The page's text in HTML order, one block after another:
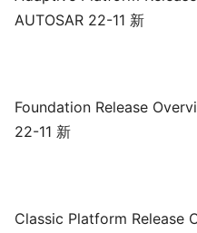
AUTOSAR 22-11 新
Foundation Release
22-11 新
Classic Platform Release